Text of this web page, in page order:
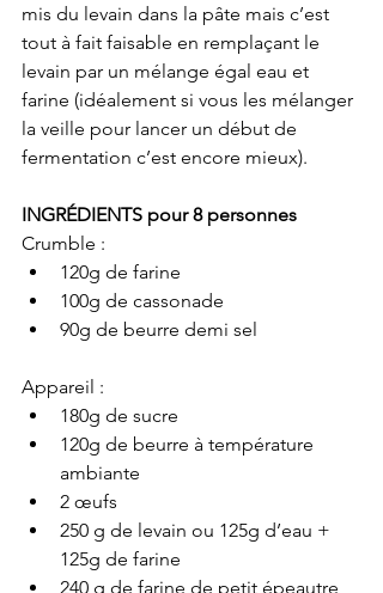
mis du levain dans la pâte mais c’est
tout à fait faisable en remplaçant le
levain par un mélange égal eau et
farine (idéalement si vous les mélanger
la veille pour lancer un début de
fermentation c’est encore mieux).
INGRÉDIENTS pour 8 personnes
Crumble :
120g de farine
100g de cassonade
90g de beurre demi sel
Appareil :
180g de sucre
120g de beurre à température
ambiante
2 œufs
250 g de levain ou 125g d’eau +
125g de farine
240 g de farine de petit épeautre